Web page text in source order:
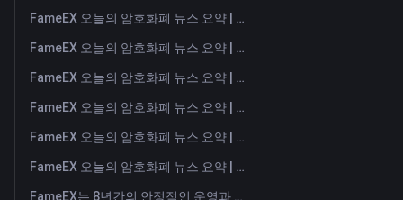
FameEX 오늘의 암호화폐 뉴스 요약 | 2026년 8월 5일
FameEX 오늘의 암호화폐 뉴스 요약 | 2026년 8월 4일
FameEX 오늘의 암호화폐 뉴스 요약 | 2026년 8월 3일
FameEX 오늘의 암호화폐 뉴스 요약 | 2026년 7월 31일
FameEX 오늘의 암호화폐 뉴스 요약 | 2026년 7월 30일
FameEX 오늘의 암호화폐 뉴스 요약 | 2026년 7월 29일
FameEX는 8년간의 안정적인 운영과 글로벌 성장을 통해 사용자 신뢰를 더욱 강화했습니다